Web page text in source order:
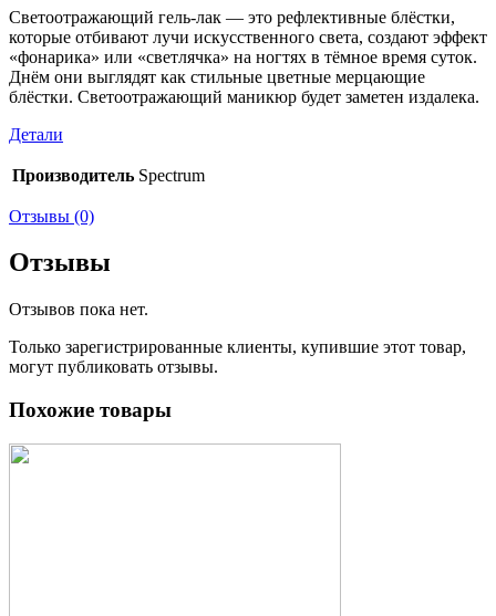
Светоотражающий гель-лак — это рефлективные блёстки,
которые отбивают лучи искусственного света, создают эффект
«фонарика» или «светлячка» на ногтях в тёмное время суток.
Днём они выглядят как стильные цветные мерцающие
блёстки. Светоотражающий маникюр будет заметен издалека.
Детали
Производитель Spectrum
Отзывы (0)
Отзывы
Отзывов пока нет.
Только зарегистрированные клиенты, купившие этот товар,
могут публиковать отзывы.
Похожие товары